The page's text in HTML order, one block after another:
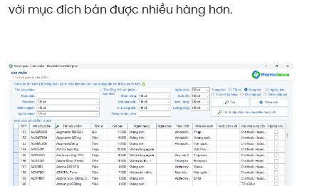
với mục đích bán được nhiều hàng hơn.